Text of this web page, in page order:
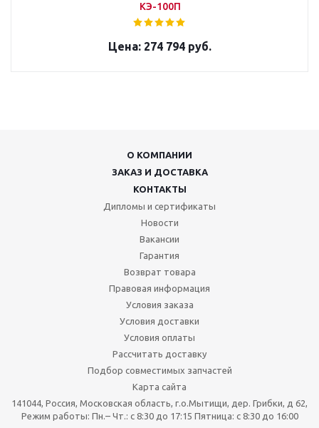
КЭ-100П
274 794 руб.
О КОМПАНИИ
ЗАКАЗ И ДОСТАВКА
КОНТАКТЫ
Дипломы и сертификаты
Новости
Вакансии
Гарантия
Возврат товара
Правовая информация
Условия заказа
Условия доставки
Условия оплаты
Рассчитать доставку
Подбор совместимых запчастей
Карта сайта
141044, Россия, Московская область, г.о.Мытищи, дер. Грибки, д 62,
Режим работы: Пн.– Чт.: с 8:30 до 17:15 Пятница: c 8:30 до 16:00